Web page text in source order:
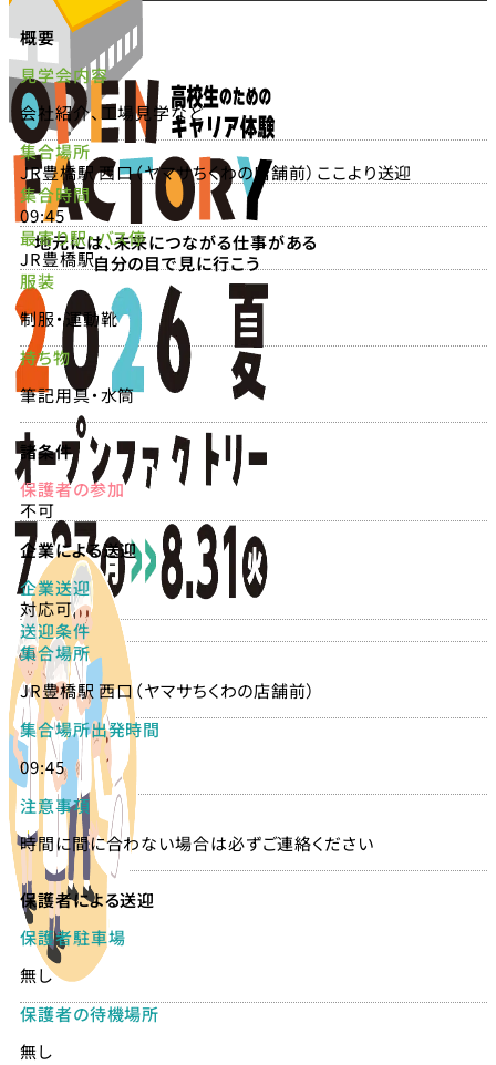
地元には、未来につながる仕事がある
自分の目で見に行こう
概要
見学会内容
会社紹介、工場見学など
集合場所
JR豊橋駅 西口（ヤマサちくわの店舗前）ここより送迎
集合時間
09:45
最寄り駅・バス停
JR豊橋駅
服装
制服・運動靴
持ち物
筆記用具・水筒
諸条件
保護者の参加
不可
企業による送迎
企業送迎
対応可
送迎条件
集合場所
JR豊橋駅 西口（ヤマサちくわの店舗前）
集合場所出発時間
09:45
注意事項
時間に間に合わない場合は必ずご連絡ください
保護者による送迎
保護者駐車場
無し
保護者の待機場所
無し